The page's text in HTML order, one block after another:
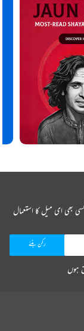
بھی ای میل کا استعمال
ہوں